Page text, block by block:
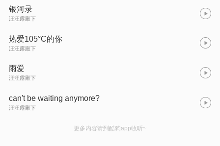
银河录
汪汪露殿下
热爱105°C的你
汪汪露殿下
雨爱
汪汪露殿下
can't be waiting anymore?
汪汪露殿下
更多内容请到酷狗app收听~